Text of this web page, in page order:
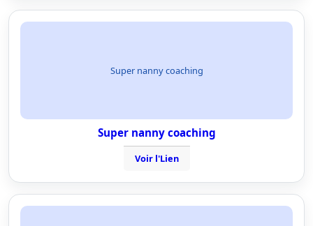
Super nanny coaching
Super nanny coaching
Voir l'Lien